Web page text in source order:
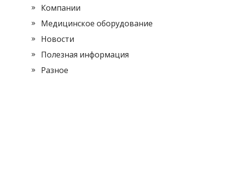
Компании
Медицинское оборудование
Новости
Полезная информация
Разное